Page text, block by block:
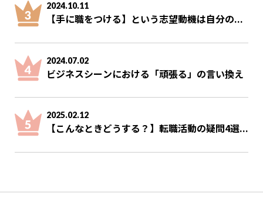
2024.10.11
【手に職をつける】という志望動機は自分の...
2024.07.02
ビジネスシーンにおける「頑張る」の言い換え
2025.02.12
【こんなときどうする？】転職活動の疑問4選...